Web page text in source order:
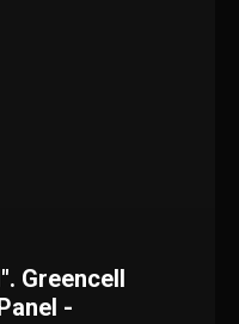
Greencell
-